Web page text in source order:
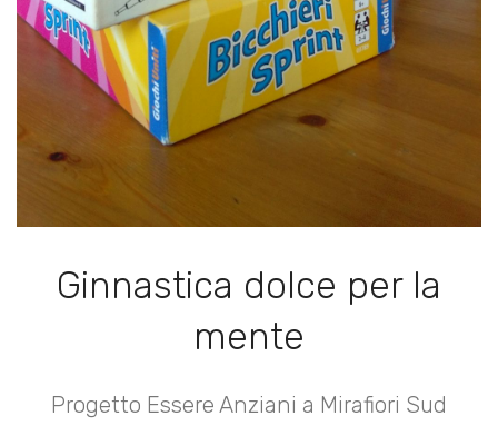
Ginnastica dolce per la
mente
Progetto Essere Anziani a Mirafiori Sud